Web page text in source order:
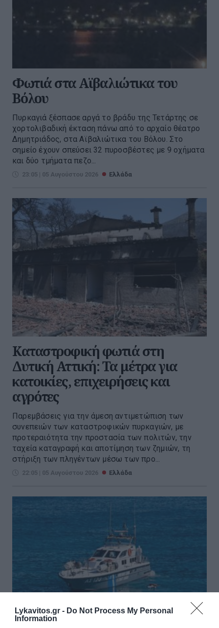
Lykavitos.gr - Do Not Process My Personal
Information
Φωτιά στα Αϊβαλιώτικα του
Βόλου
Πυρκαγιά ξέσπασε αργά το βράδυ της Τετάρτης σε
χορτολιβαδική έκταση πάνω από το αρχαίο θέατρο
Δημητριάδος, στα Αϊβαλιώτικα του Βόλου. Στο
σημείο έχουν σπεύσει 32 πυροσβέστες με 9 οχήματα
και δύο τμήματα πεζο...
23:05 | 05 Αυγούστου 2026 Ελλάδα
Καταστροφική φωτιά στη
Δυτική Αττική: Τα μέτρα για
κατοικίες, επιχειρήσεις και
αγρότες
Παρεμβάσεις για την άμεση αντιμετώπιση των
συνεπειών των καταστροφικών πυρκαγιών, με
προτεραιότητα την προστασία των πολιτών, την
ταχεία καταγραφή και αποτίμηση των ζημιών, τη
στήριξη των πληγέντων μέσω των προ...
22:05 | 05 Αυγούστου 2026 Ελλάδα